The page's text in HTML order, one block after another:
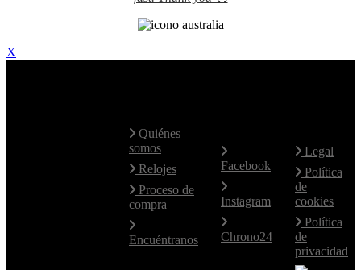
X
Quiénes
somos
Relojes
Proceso de
compra
Encuéntranos
Facebook
Instagram
Chrono24
Legal
Política
de
cookies
Política
de
privacidad